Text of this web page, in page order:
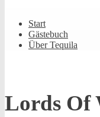
Navigation
Start
Gästebuch
Über Tequila
Lords Of